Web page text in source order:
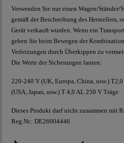
Verwenden Sie nur einen Wagen/
gemäß der Beschreibung des Herstellers,
Gerät verkauft wurden. Wenn ein
geben Sie beim Bewegen der
Verletzungen durch Überkippen zu
Die Werte der Sicherungen lauten:
220-240 V (UK, Europa, China, usw.)
(USA, Japan, usw.) T 4,0 AL 250 V Träge
Dieses Produkt darf nicht zusammen mit
Reg.Nr.: DE26004446